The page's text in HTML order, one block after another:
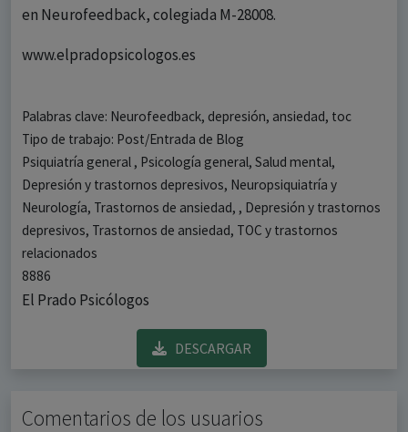
en Neurofeedback, colegiada M-28008.
www.elpradopsicologos.es
Palabras clave: Neurofeedback, depresión, ansiedad, toc
Tipo de trabajo: Post/Entrada de Blog
Psiquiatría general , Psicología general, Salud mental,
Depresión y trastornos depresivos, Neuropsiquiatría y
Neurología, Trastornos de ansiedad, , Depresión y trastornos
depresivos, Trastornos de ansiedad, TOC y trastornos
relacionados
8886
El Prado Psicólogos
DESCARGAR
Comentarios de los usuarios